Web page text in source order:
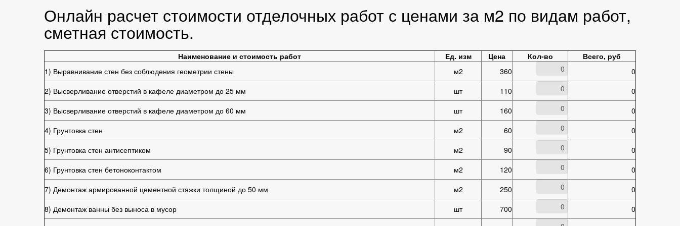
Онлайн расчет стоимости отделочных работ с ценами за м2 по видам работ,
сметная стоимость.
Наименование и стоимость работ Ед. изм Цена Кол-во
Всего, руб
1) Выравнивание стен без соблюдения геометрии стены
м2 360
0
2) Высверливание отверстий в кафеле диаметром до 25 мм
шт 110
0
3) Высверливание отверстий в кафеле диаметром до 60 мм
шт 160
0
4) Грунтовка стен
м2 60
0
5) Грунтовка стен антисептиком
м2 90
0
6) Грунтовка стен бетоноконтактом
м2 120
0
7) Демонтаж армированной цементной стяжки толщиной до 50 мм
м2 250
0
8) Демонтаж ванны без выноса в мусор
шт 700
0